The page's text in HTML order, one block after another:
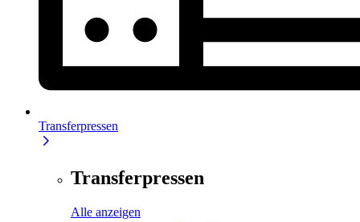
Transferpressen
Transferpressen
Alle anzeigen